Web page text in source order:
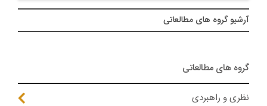
آرشيو گروه های مطالعاتی
گروه های مطالعاتی
نظری و راهبردی